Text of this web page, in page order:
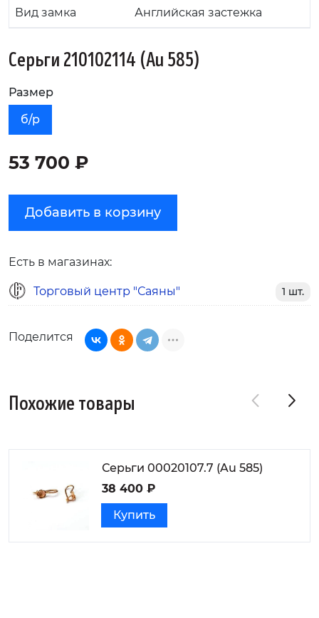
Вид замка Английская застежка
Серьги 210102114 (Au 585)
Размер
б/р
53 700 ₽
Добавить в корзину
Есть в магазинах:
Торговый центр "Саяны" 1 шт.
Поделится
Похожие товары
Серьги 00020107.7 (Au 585)
38 400 ₽
Купить